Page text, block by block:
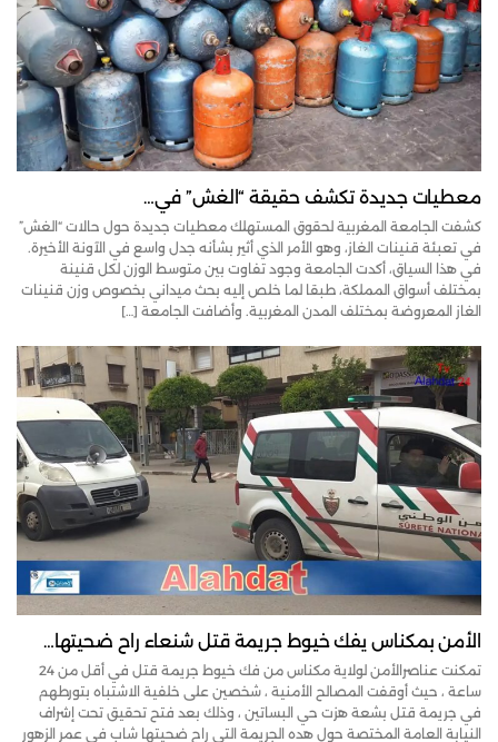
معطيات جديدة تكشف حقيقة “الغش” في…
كشفت الجامعة المغربية لحقوق المستهلك معطيات جديدة حول حالات “الغش”
في تعبئة قنينات الغاز، وهو الأمر الذي أثير بشأنه جدل واسع في الآونة الأخيرة.
في هذا السياق، أكدت الجامعة وجود تفاوت بين متوسط الوزن لكل قنينة
بمختلف أسواق المملكة، طبقا لما خلص إليه بحث ميداني بخصوص وزن قنينات
الغاز المعروضة بمختلف المدن المغربية. وأضافت الجامعة […]
الأمن بمكناس يفك خيوط جريمة قتل شنعاء راح ضحيتها…
تمكنت عناصرالأمن لولاية مكناس من فك خيوط جريمة قتل في أقل من 24
ساعة ، حيث أوقفت المصالح الأمنية ، شخصين على خلفية الاشتباه بتورطهم
في جريمة قتل بشعة هزت حي البساتين ، وذلك بعد فتح تحقيق تحت إشراف
النيابة العامة المختصة حول هده الجريمة التي راح ضحيتها شاب في عمر الزهور